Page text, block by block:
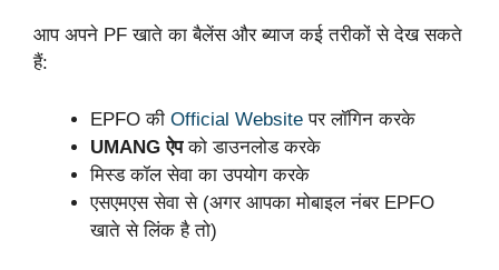
आप अपने PF खाते का बैलेंस और ब्याज कई तरीकों से देख सकते
हैं:
EPFO की Official Website पर लॉगिन करके
UMANG ऐपको डाउनलोड करके
मिस्ड कॉल सेवा का उपयोग करके
एसएमएस सेवा से (अगर आपका मोबाइल नंबर EPFO
खाते से लिंक है तो)